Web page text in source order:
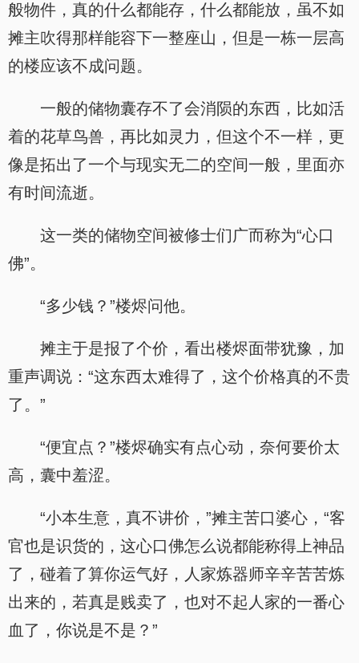
般物件，真的什么都能存，什么都能放，虽不如
摊主吹得那样能容下一整座山，但是一栋一层高
的楼应该不成问题。
一般的储物囊存不了会消陨的东西，比如活
着的花草鸟兽，再比如灵力，但这个不一样，更
像是拓出了一个与现实无二的空间一般，里面亦
有时间流逝。
这一类的储物空间被修士们广而称为“心口
佛”。
“多少钱？”楼烬问他。
摊主于是报了个价，看出楼烬面带犹豫，加
重声调说：“这东西太难得了，这个价格真的不贵
了。”
“便宜点？”楼烬确实有点心动，奈何要价太
高，囊中羞涩。
“小本生意，真不讲价，”摊主苦口婆心，“客
官也是识货的，这心口佛怎么说都能称得上神品
了，碰着了算你运气好，人家炼器师辛辛苦苦炼
出来的，若真是贱卖了，也对不起人家的一番心
血了，你说是不是？”